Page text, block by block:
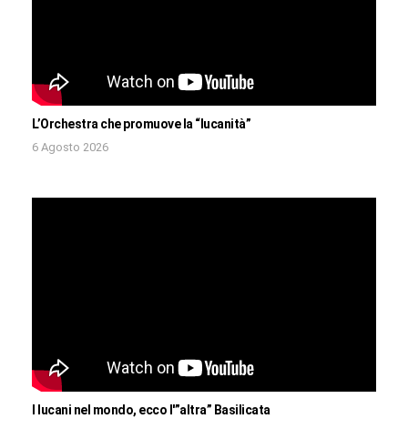
L’Orchestra che promuove la “lucanità”
6 Agosto 2026
I lucani nel mondo, ecco l'”altra” Basilicata